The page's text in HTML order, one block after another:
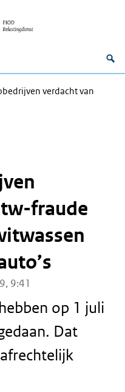
verdacht van
fraude
9:41
op 1 juli
Dat